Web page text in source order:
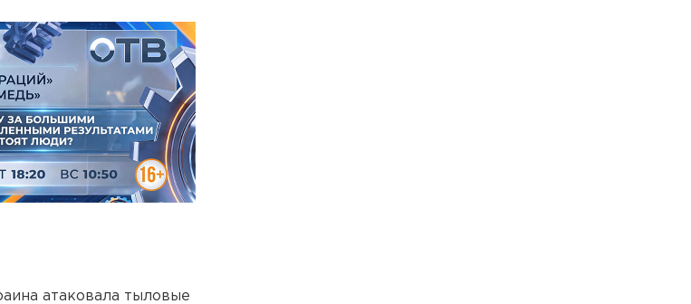
атаковала тыловые